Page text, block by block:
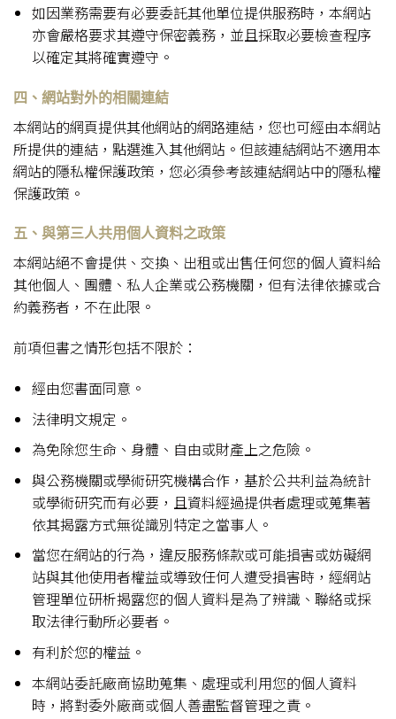
如因業務需要有必要委託其他單位提供服務時，本網站
亦會嚴格要求其遵守保密義務，並且採取必要檢查程序
以確定其將確實遵守。
四、網站對外的相關連結
本網站的網頁提供其他網站的網路連結，您也可經由本網站
所提供的連結，點選進入其他網站。但該連結網站不適用本
網站的隱私權保護政策，您必須參考該連結網站中的隱私權
保護政策。
五、與第三人共用個人資料之政策
本網站絕不會提供、交換、出租或出售任何您的個人資料給
其他個人、團體、私人企業或公務機關，但有法律依據或合
約義務者，不在此限。
前項但書之情形包括不限於：
經由您書面同意。
法律明文規定。
為免除您生命、身體、自由或財產上之危險。
與公務機關或學術研究機構合作，基於公共利益為統計
或學術研究而有必要，且資料經過提供者處理或蒐集著
依其揭露方式無從識別特定之當事人。
當您在網站的行為，違反服務條款或可能損害或妨礙網
站與其他使用者權益或導致任何人遭受損害時，經網站
管理單位研析揭露您的個人資料是為了辨識、聯絡或採
取法律行動所必要者。
有利於您的權益。
本網站委託廠商協助蒐集、處理或利用您的個人資料
時，將對委外廠商或個人善盡監督管理之責。